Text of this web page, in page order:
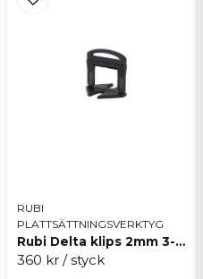
RUBI
PLATTSÄTTNINGSVERKTYG
Rubi Delta klips 2mm 3-12mm
360 kr / styck